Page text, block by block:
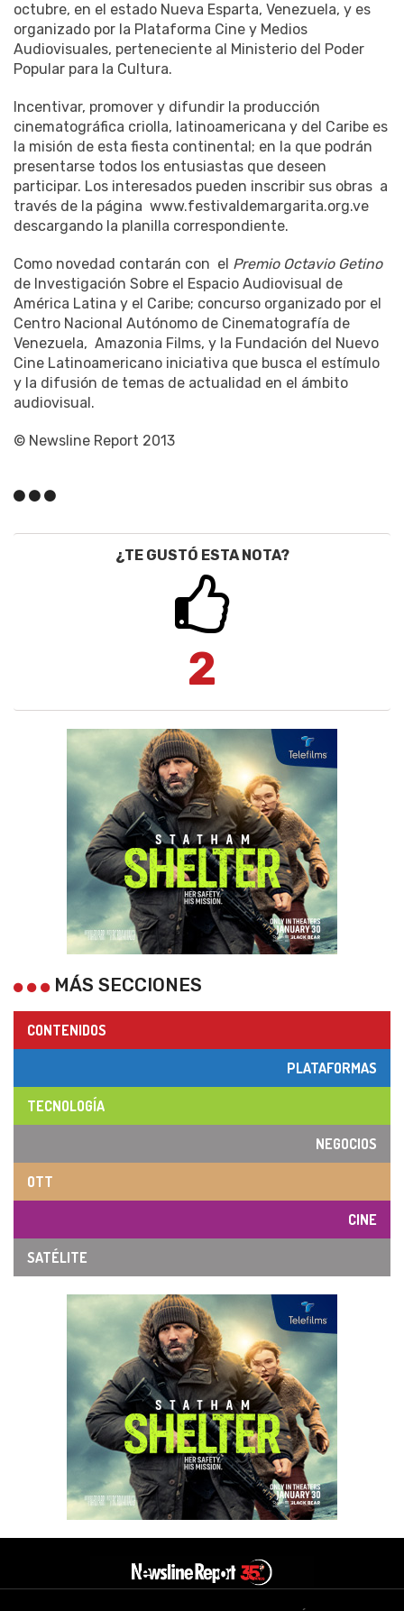
octubre, en el estado Nueva Esparta, Venezuela, y es
organizado por la Plataforma Cine y Medios
Audiovisuales, perteneciente al Ministerio del Poder
Popular para la Cultura.
Incentivar, promover y difundir la producción
cinematográfica criolla, latinoamericana y del Caribe es
la misión de esta fiesta continental; en la que podrán
presentarse todos los entusiastas que deseen
participar. Los interesados pueden inscribir sus obras a
través de la página www.festivaldemargarita.org.ve
descargando la planilla correspondiente.
Como novedad contarán con el Premio Octavio Getino
de Investigación Sobre el Espacio Audiovisual de
América Latina y el Caribe; concurso organizado por el
Centro Nacional Autónomo de Cinematografía de
Venezuela, Amazonia Films, y la Fundación del Nuevo
Cine Latinoamericano iniciativa que busca el estímulo
y la difusión de temas de actualidad en el ámbito
audiovisual.
© Newsline Report 2013
¿TE GUSTÓ ESTA NOTA?
2
MÁS SECCIONES
CONTENIDOS
PLATAFORMAS
TECNOLOGÍA
NEGOCIOS
OTT
CINE
SATÉLITE